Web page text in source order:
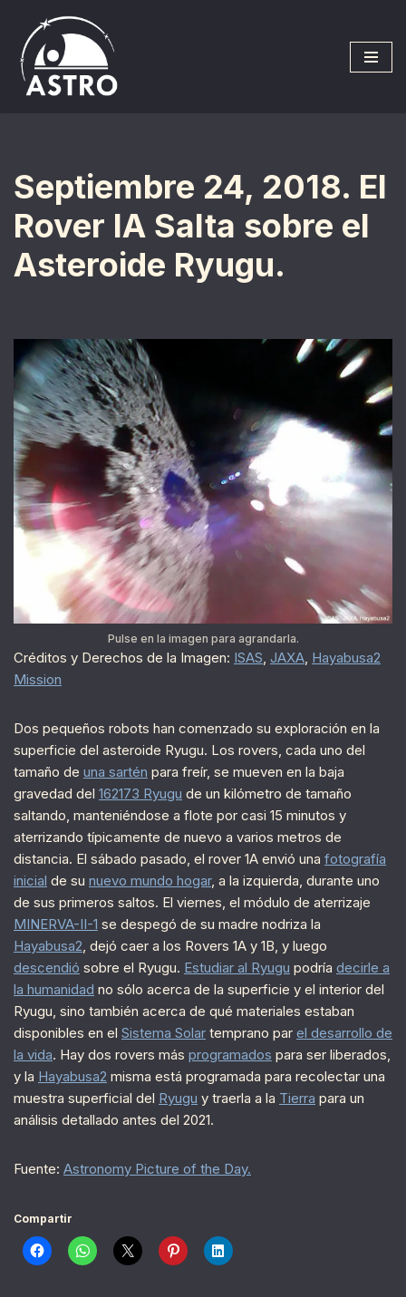
Saltar
al
contenido
Septiembre 24, 2018. El
Rover IA Salta sobre el
Asteroide Ryugu.
Pulse en la imagen para agrandarla.
Créditos y Derechos de la Imagen: ISAS JAXA Hayabusa2
Mission
Dos pequeños robots han comenzado su exploración en la
superficie del asteroide Ryugu. Los rovers, cada uno del
tamaño de una sartén para freír, se mueven en la baja
gravedad del 162173 Ryugu de un kilómetro de tamaño
saltando, manteniéndose a flote por casi 15 minutos y
aterrizando típicamente de nuevo a varios metros de
distancia. El sábado pasado, el rover 1A envió una fotografía
inicial de su nuevo mundo hogar, a la izquierda, durante uno
de sus primeros saltos. El viernes, el módulo de aterrizaje
MINERVA-II-1 se despegó de su madre nodriza la
Hayabusa2 , dejó caer a los Rovers 1A y 1B, y luego
descendió sobre el Ryugu. Estudiar al Ryugu podría decirle a
la humanidad no sólo acerca de la superficie y el interior del
Ryugu, sino también acerca de qué materiales estaban
disponibles en el Sistema Solar temprano par el desarrollo de
la vida. Hay dos rovers más programados para ser liberados,
y la Hayabusa2 misma está programada para recolectar una
muestra superficial del Ryugu y traerla a la Tierra para un
análisis detallado antes del 2021.
Fuente: Astronomy Picture of the Day.
Compartir